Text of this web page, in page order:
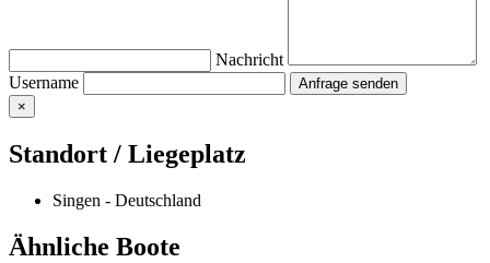
Nachricht
Username
×
Standort / Liegeplatz
Singen - Deutschland
Ähnliche Boote